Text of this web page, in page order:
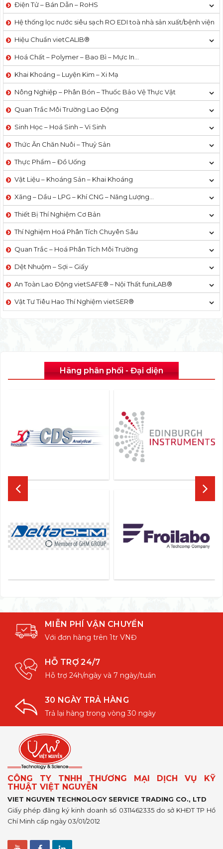
Điện Tử – Bán Dẫn – RoHS
Hệ thống lọc nước siêu sạch RO EDI​​ toà nhà sản xuất/bệnh viện
Hiệu Chuẩn vietCALIB®
Hoá Chất – Polymer – Bao Bì – Mực In…
Khai Khoáng – Luyện Kim – Xi Mạ
Nông Nghiệp – Phân Bón – Thuốc Bảo Vệ Thực Vật
Quan Trắc Môi Trường Lao Động
Sinh Học – Hoá Sinh – Vi Sinh
Thức Ăn Chăn Nuôi – Thuỷ Sản
Thực Phẩm – Đồ Uống
Vật Liệu – Khoáng Sản – Khai Khoáng
Xăng – Dầu – LPG – Khí CNG – Năng Lượng…
Thiết Bị Thí Nghiệm Cơ Bản
Thí Nghiệm Hoá Phân Tích Chuyên Sâu
Quan Trắc – Hoá Phân Tích Môi Trường
Dệt Nhuộm – Sợi – Giấy
An Toàn Lao Động vietSAFE® – Nội Thất funiLAB®
Vật Tư Tiêu Hao Thí Nghiệm vietSER®
Hãng phân phối - Đại diện
MIỄN PHÍ VẬN CHUYỂN
Với đơn hàng trên 1tr VNĐ
HỖ TRỢ 24/7
Hỗ trợ 24h/ngày và 7 ngày/tuần
30 NGÀY TRẢ HÀNG
Trả lại hàng trong vòng 30 ngày
CÔNG TY TNHH THƯƠNG MẠI DỊCH VỤ KỸ
THUẬT VIỆT NGUYỄN
VIET NGUYEN TECHNOLOGY SERVICE TRADING CO., LTD
Giấy phép đăng ký kinh doanh số 0311462335 do sở KHĐT TP Hồ
Chí Minh cấp ngày 03/01/2012